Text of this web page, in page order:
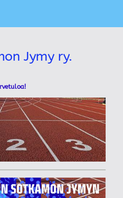
Jymy ry.